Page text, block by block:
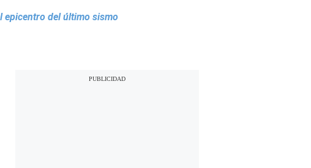
epicentro del último sismo